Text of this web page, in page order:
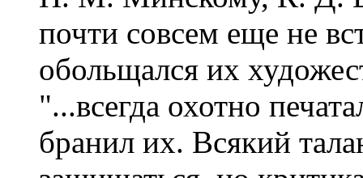
почти совсем еще не
обольщался их
"...всегда охотно
бранил их. Всякий